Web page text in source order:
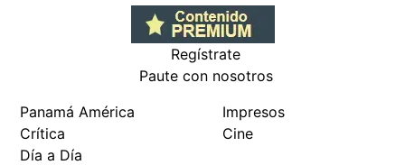
Regístrate
Paute con nosotros
Panamá América
Crítica
Día a Día
Impresos
Cine